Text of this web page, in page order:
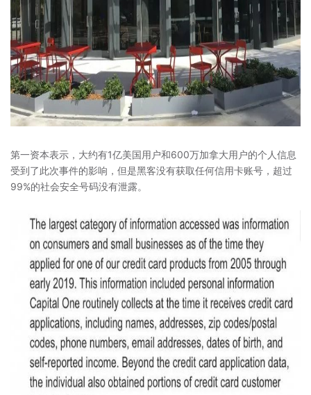
第一资本表示，大约有1亿美国用户和600万加拿大用户的个人信息
受到了此次事件的影响，但是黑客没有获取任何信用卡账号，超过
99%的社会安全号码没有泄露。